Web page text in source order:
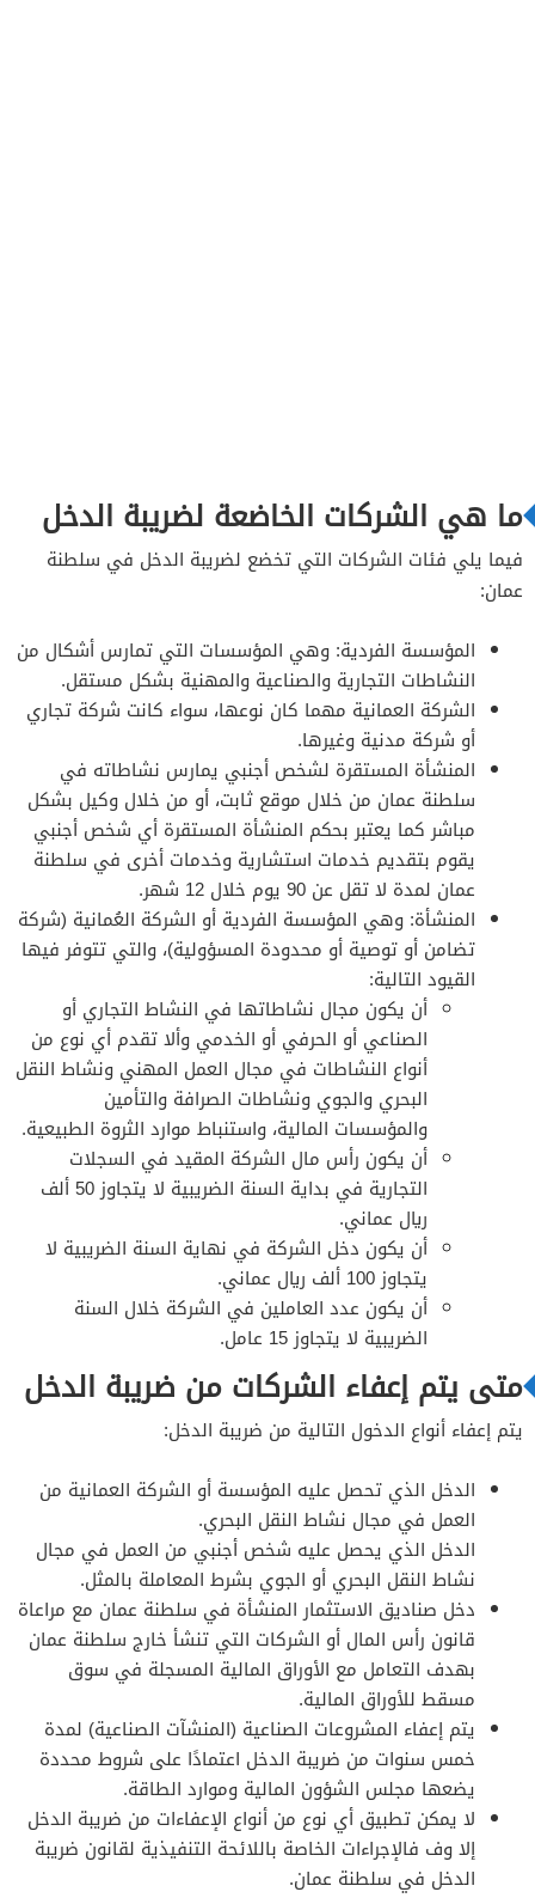
ما هي الشركات الخاضعة لضريبة الدخل
فيما يلي فئات الشركات التي تخضع لضريبة الدخل في سلطنة
عمان:
المؤسسة الفردية: وهي المؤسسات التي تمارس أشكال من
النشاطات التجارية والصناعية والمهنية بشكل مستقل.
الشركة العمانية مهما كان نوعها، سواء كانت شركة تجاري
أو شركة مدنية وغيرها.
المنشأة المستقرة لشخص أجنبي يمارس نشاطاته في
سلطنة عمان من خلال موقع ثابت، أو من خلال وكيل بشكل
مباشر كما يعتبر بحكم المنشأة المستقرة أي شخص أجنبي
يقوم بتقديم خدمات استشارية وخدمات أخرى في سلطنة
عمان لمدة لا تقل عن 90 يوم خلال 12 شهر.
المنشأة: وهي المؤسسة الفردية أو الشركة العُمانية (شركة
تضامن أو توصية أو محدودة المسؤولية)، والتي تتوفر فيها
القيود التالية:
أن يكون مجال نشاطاتها في النشاط التجاري أو
الصناعي أو الحرفي أو الخدمي وألا تقدم أي نوع من
أنواع النشاطات في مجال العمل المهني ونشاط النقل
البحري والجوي ونشاطات الصرافة والتأمين
والمؤسسات المالية، واستنباط موارد الثروة الطبيعية.
أن يكون رأس مال الشركة المقيد في السجلات
التجارية في بداية السنة الضريبية لا يتجاوز 50 ألف
ريال عماني.
أن يكون دخل الشركة في نهاية السنة الضريبية لا
يتجاوز 100 ألف ريال عماني.
أن يكون عدد العاملين في الشركة خلال السنة
الضريبية لا يتجاوز 15 عامل.
متى يتم إعفاء الشركات من ضريبة الدخل
يتم إعفاء أنواع الدخول التالية من ضريبة الدخل:
الدخل الذي تحصل عليه المؤسسة أو الشركة العمانية من
العمل في مجال نشاط النقل البحري.
الدخل الذي يحصل عليه شخص أجنبي من العمل في مجال
نشاط النقل البحري أو الجوي بشرط المعاملة بالمثل.
دخل صناديق الاستثمار المنشأة في سلطنة عمان مع مراعاة
قانون رأس المال أو الشركات التي تنشأ خارج سلطنة عمان
بهدف التعامل مع الأوراق المالية المسجلة في سوق
مسقط للأوراق المالية.
يتم إعفاء المشروعات الصناعية (المنشآت الصناعية) لمدة
خمس سنوات من ضريبة الدخل اعتمادًا على شروط محددة
يضعها مجلس الشؤون المالية وموارد الطاقة.
لا يمكن تطبيق أي نوع من أنواع الإعفاءات من ضريبة الدخل
إلا وف فالإجراءات الخاصة باللائحة التنفيذية لقانون ضريبة
الدخل في سلطنة عمان.